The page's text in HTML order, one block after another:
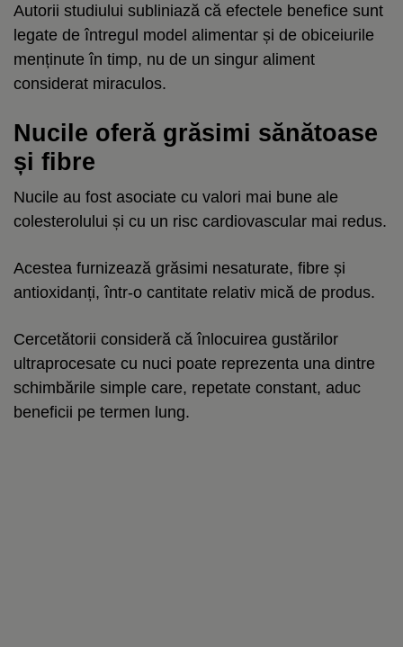
Autorii studiului subliniază că efectele benefice sunt
legate de întregul model alimentar și de obiceiurile
menținute în timp, nu de un singur aliment
considerat miraculos.
Nucile oferă grăsimi sănătoase
și fibre
Nucile au fost asociate cu valori mai bune ale
colesterolului și cu un risc cardiovascular mai redus.
Acestea furnizează grăsimi nesaturate, fibre și
antioxidanți, într-o cantitate relativ mică de produs.
Cercetătorii consideră că înlocuirea gustărilor
ultraprocesate cu nuci poate reprezenta una dintre
schimbările simple care, repetate constant, aduc
beneficii pe termen lung.